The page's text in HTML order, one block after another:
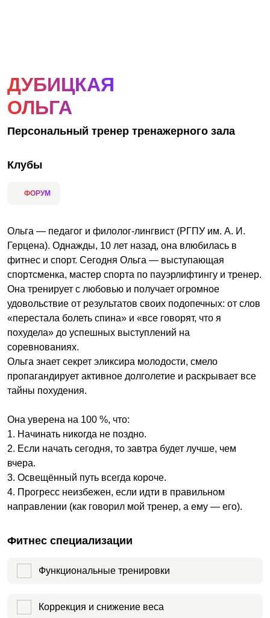
ДУБИЦКАЯ
ОЛЬГА
Персональный тренер тренажерного зала
Клубы
ФОРУМ
Ольга — педагог и филолог-лингвист (РГПУ им. А. И.
Герцена). Однажды, 10 лет назад, она влюбилась в
фитнес и спорт. Сегодня Ольга — выступающая
спортсменка, мастер спорта по пауэрлифтингу и тренер.
Она тренирует с любовью и получает огромное
удовольствие от результатов своих подопечных: от слов
«перестала болеть спина» и «все говорят, что я
похудела» до успешных выступлений на
соревнованиях.
Ольга знает секрет эликсира молодости, смело
пропагандирует активное долголетие и раскрывает все
тайны похудения.
Она уверена на 100 %, что:
1. Начинать никогда не поздно.
2. Если начать сегодня, то завтра будет лучше, чем
вчера.
3. Освещённый путь всегда короче.
4. Прогресс неизбежен, если идти в правильном
направлении (как говорил мой тренер, а ему — его).
Фитнес специализации
Функциональные тренировки
Коррекция и снижение веса